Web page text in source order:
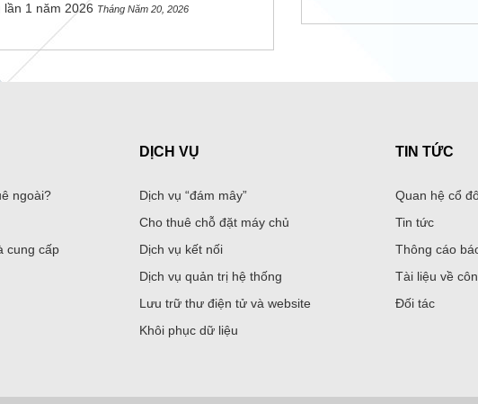
1 năm 2026 Tháng Năm 20, 2026
ngoài?
cung cấp
DỊCH VỤ
Dịch vụ “đám mây”
Cho thuê chỗ đặt máy chủ
Dịch vụ kết nối
Dịch vụ quản trị hệ thống
Lưu trữ thư điện tử và website
Khôi phục dữ liệu
TIN TỨC
Quan hệ cổ
Tin tức
Thông cáo
Tài liệu về
Đối tác